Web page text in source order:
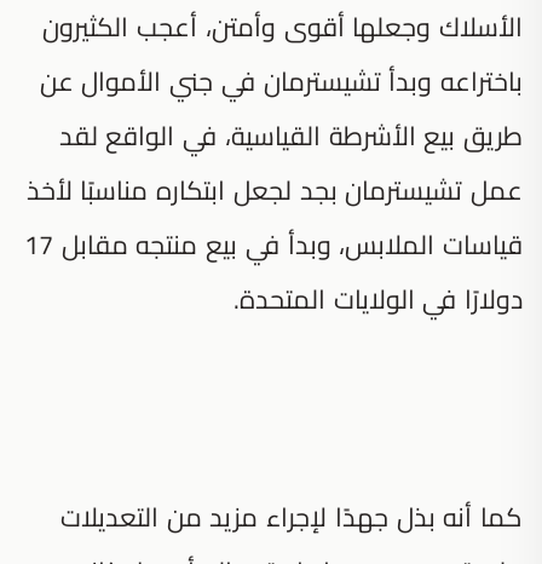
الأسلاك وجعلها أقوى وأمتن، أعجب الكثيرون
باختراعه وبدأ تشيسترمان في جني الأموال عن
طريق بيع الأشرطة القياسية، في الواقع لقد
عمل تشيسترمان بجد لجعل ابتكاره مناسبًا لأخذ
قياسات الملابس، وبدأ في بيع منتجه مقابل 17
دولارًا في الولايات المتحدة.
كما أنه بذل جهدًا لإجراء مزيد من التعديلات